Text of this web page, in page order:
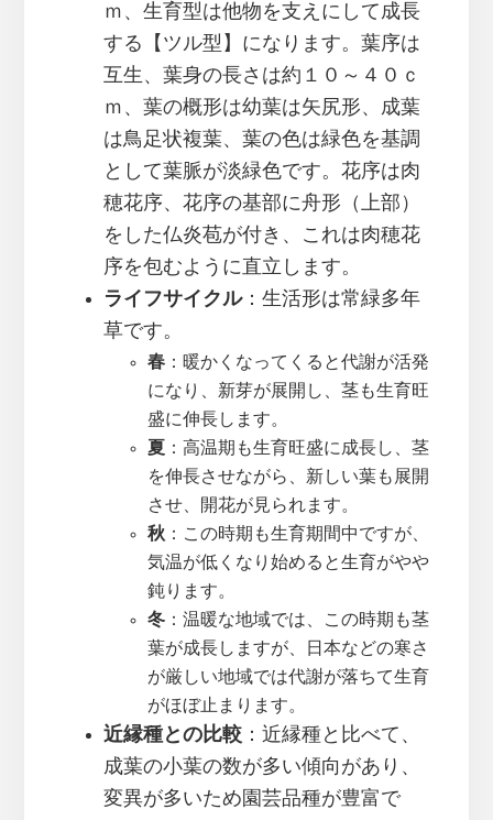
ｍ、生育型は他物を支えにして成長
する【ツル型】になります。葉序は
互生、葉身の長さは約１０～４０ｃ
ｍ、葉の概形は幼葉は矢尻形、成葉
は鳥足状複葉、葉の色は緑色を基調
として葉脈が淡緑色です。花序は肉
穂花序、花序の基部に舟形（上部）
をした仏炎苞が付き、これは肉穂花
序を包むように直立します。
ライフサイクル：生活形は常緑多年
草です。
春：暖かくなってくると代謝が活発
になり、新芽が展開し、茎も生育旺
盛に伸長します。
夏 ：高温期も生育旺盛に成長し、茎
を伸長させながら、新しい葉も展開
させ、開花が見られます。
秋：この時期も生育期間中ですが、
気温が低くなり始めると生育がやや
鈍ります。
冬：温暖な地域では、この時期も茎
葉が成長しますが、日本などの寒さ
が厳しい地域では代謝が落ちて生育
がほぼ止まります。
近縁種との比較 ：近縁種と比べて、
成葉の小葉の数が多い傾向があり、
変異が多いため園芸品種が豊富で